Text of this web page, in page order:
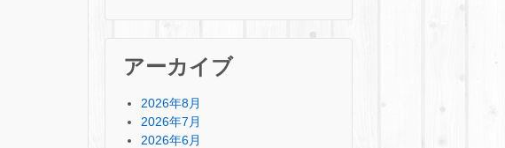
アーカイブ
2026年8月
2026年7月
2026年6月